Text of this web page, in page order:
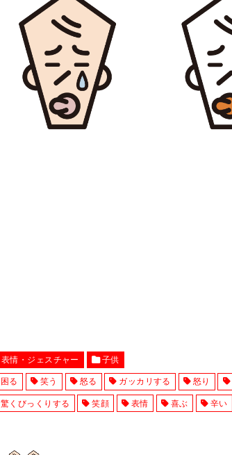
表情・ジェスチャー 子供
困る 笑う 怒る ガッカリする 怒り
驚くびっくりする 笑顔 表情 喜ぶ 辛い